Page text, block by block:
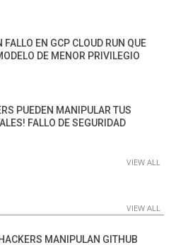
FALLO EN GCP CLOUD RUN QUE
DE MENOR PRIVILEGIO
PUEDEN MANIPULAR TUS
FALLO DE SEGURIDAD
VIEW ALL
VIEW ALL
MANIPULAN GITHUB